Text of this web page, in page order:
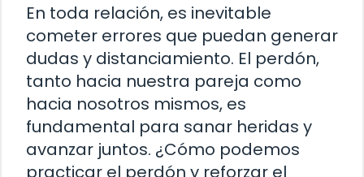
En toda relación, es inevitable
cometer errores que puedan generar
dudas y distanciamiento. El perdón,
tanto hacia nuestra pareja como
hacia nosotros mismos, es
fundamental para sanar heridas y
avanzar juntos. ¿Cómo podemos
practicar el perdón y reforzar el